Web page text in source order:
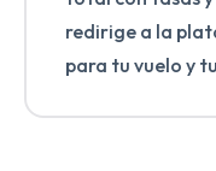
redirige a la
para tu vuelo y